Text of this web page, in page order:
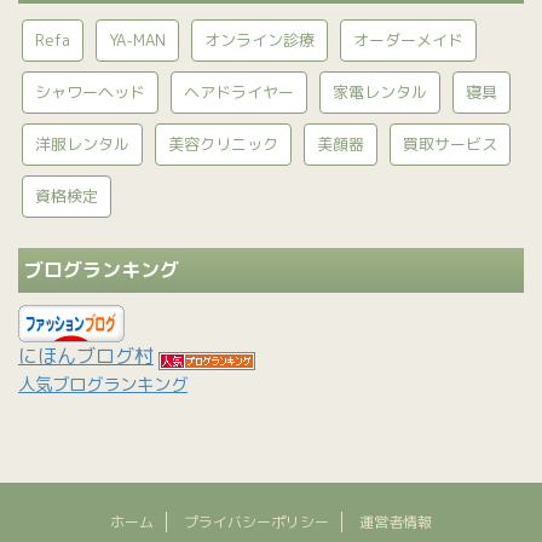
Refa YA-MAN オンライン診療 オーダーメイド
シャワーヘッド ヘアドライヤー 家電レンタル 寝具
洋服レンタル 美容クリニック 美顔器 買取サービス
資格検定
ブログランキング
にほんブログ村
人気ブログランキング
ホーム プライバシーポリシー 運営者情報